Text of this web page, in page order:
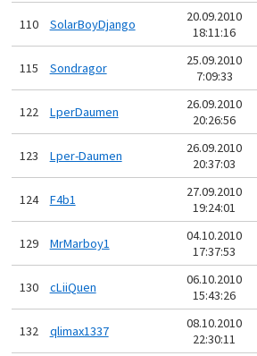
110 SolarBoyDjango
20.09.2010
18:11:16
115 Sondragor
25.09.2010
7:09:33
122 LperDaumen
26.09.2010
20:26:56
123 Lper-Daumen
26.09.2010
20:37:03
124 F4b1
27.09.2010
19:24:01
129 MrMarboy1
04.10.2010
17:37:53
130 cLiiQuen
06.10.2010
15:43:26
132 qlimax1337
08.10.2010
22:30:11